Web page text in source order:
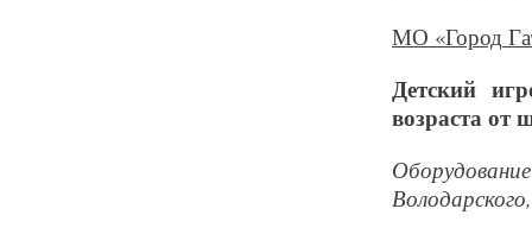
МО «Город
Детский
возраста от